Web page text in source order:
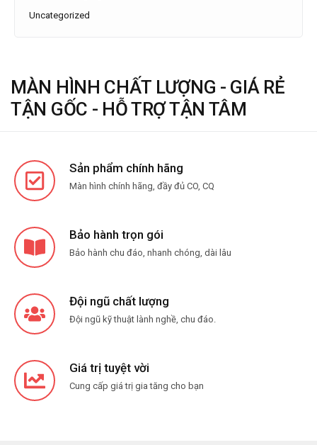
Uncategorized
MÀN HÌNH CHẤT LƯỢNG - GIÁ RẺ
TẬN GỐC - HỖ TRỢ TẬN TÂM
Sản phẩm chính hãng
Màn hình chính hãng, đầy đủ CO, CQ
Bảo hành trọn gói
Bảo hành chu đáo, nhanh chóng, dài lâu
Đội ngũ chất lượng
Đội ngũ kỹ thuật lành nghề, chu đáo.
Giá trị tuyệt vời
Cung cấp giá trị gia tăng cho bạn